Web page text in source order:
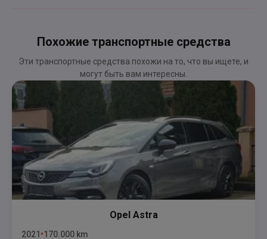
Похожие транспортные средства
Эти транспортные средства похожи на то, что вы ищете, и
могут быть вам интересны.
Opel Astra
2021 170.000 km